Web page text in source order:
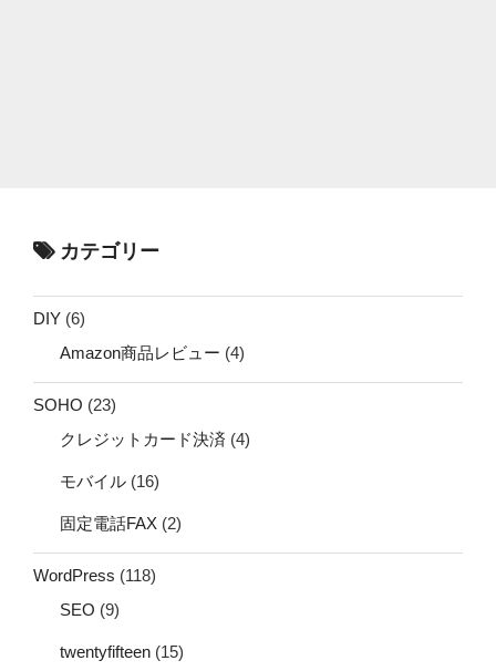
カテゴリー
DIY (6)
Amazon商品レビュー (4)
SOHO (23)
クレジットカード決済 (4)
モバイル (16)
固定電話FAX (2)
WordPress (118)
SEO (9)
twentyfifteen (15)